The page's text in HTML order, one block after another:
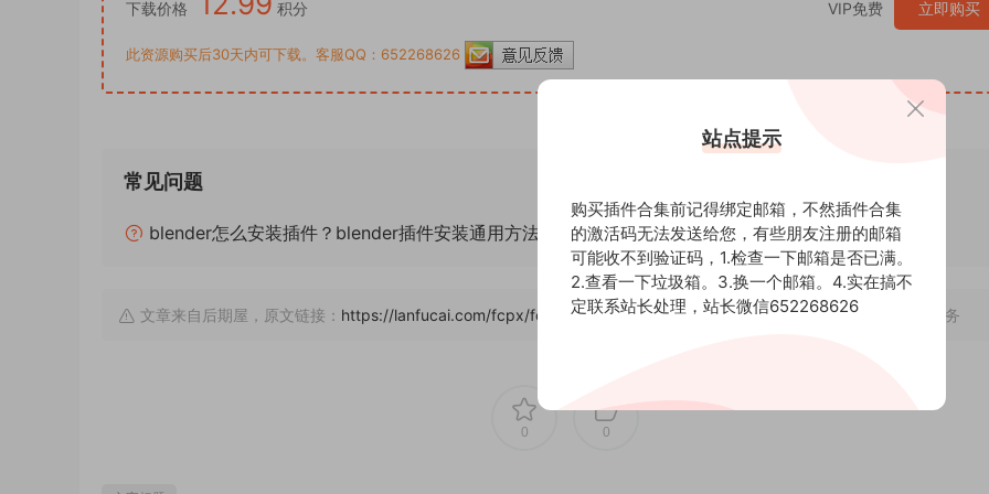
下载价格 积分 VIP免费 立即购买
此资源购买后30天内可下载。客服QQ：652268626
常见问题
blender怎么安装插件？blender插件安装通用方法！
文章来自后期屋，原文链接： https://lanfucai.com/fcpx/fcpxbt/24986，转载请注明出处。后期屋提供AE模板代改服务
0 0
站点提示
购买插件合集前记得绑定邮箱，不然插件合集
的激活码无法发送给您，有些朋友注册的邮箱
可能收不到验证码，1.检查一下邮箱是否已满。
2.查看一下垃圾箱。3.换一个邮箱。4.实在搞不
定联系站长处理，站长微信652268626